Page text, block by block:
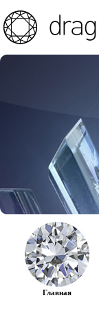
Главная